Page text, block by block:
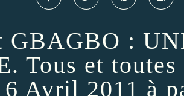
GBAGBO :
Tous et
Avril 2011 à